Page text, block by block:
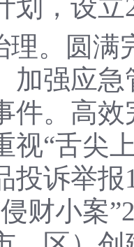
划，设
理。圆满
加强应
件。高
视“舌尖
投诉举
财小案